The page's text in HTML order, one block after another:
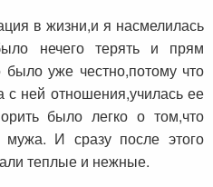
в жизни,и я насмелилась
нечего терять и прям
уже честно,потому что
с ней отношения,училась ее
было легко о том,что
И сразу после этого
теплые и нежные.